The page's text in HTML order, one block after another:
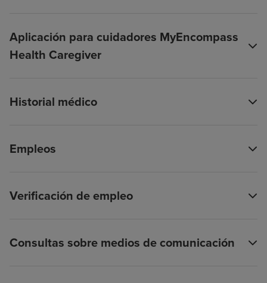
Aplicación para cuidadores MyEncompass
Health Caregiver
Historial médico
Empleos
Verificación de empleo
Consultas sobre medios de comunicación